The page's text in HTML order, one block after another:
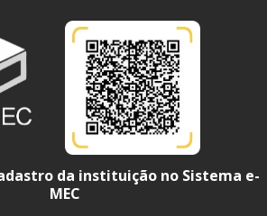
da instituição no Sistema e-
MEC